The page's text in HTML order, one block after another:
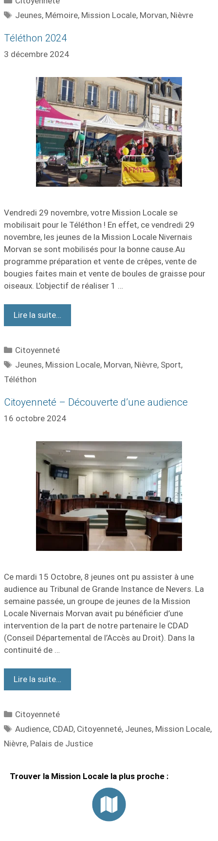
Jeunes, Mémoire, Mission Locale, Morvan, Nièvre
Téléthon 2024
3 décembre 2024
Vendredi 29 novembre, votre Mission Locale se
mobilisait pour le Téléthon ! En effet, ce vendredi 29
novembre, les jeunes de la Mission Locale Nivernais
Morvan se sont mobilisés pour la bonne cause.Au
programme préparation et vente de crêpes, vente de
bougies faites main et vente de boules de graisse pour
oiseaux. L’objectif de réaliser 1 …
Lire la suite…
Citoyenneté
Jeunes, Mission Locale, Morvan, Nièvre, Sport,
Téléthon
Citoyenneté – Découverte d’une audience
16 octobre 2024
Ce mardi 15 Octobre, 8 jeunes ont pu assister à une
audience au Tribunal de Grande Instance de Nevers. La
semaine passée, un groupe de jeunes de la Mission
Locale Nivernais Morvan avait pu bénéficier d’une
intervention de la part de notre partenaire le CDAD
(Conseil Départemental de l’Accès au Droit). Dans la
continuité de …
Lire la suite…
Citoyenneté
Audience, CDAD, Citoyenneté, Jeunes, Mission Locale,
Nièvre, Palais de Justice
Trouver la Mission Locale la plus proche :